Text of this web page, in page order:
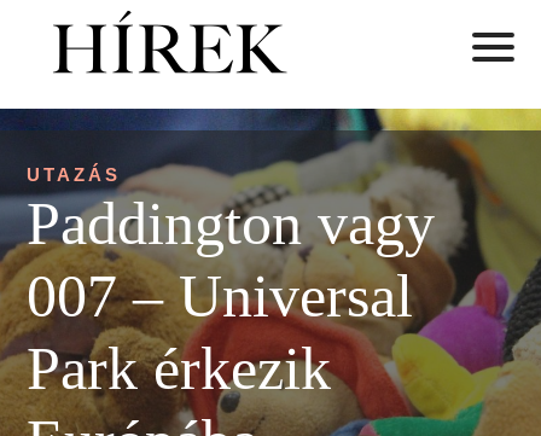
UTAZÁS
Paddington vagy
007 – Universal
Park érkezik